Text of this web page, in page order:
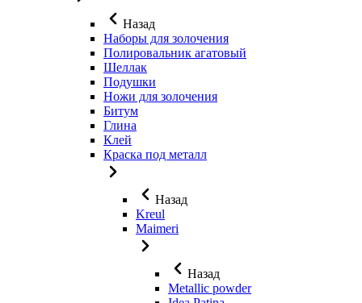
Назад
Наборы для золочения
Полировальник агатовый
Шеллак
Подушки
Ножи для золочения
Битум
Глина
Клей
Краска под металл
Назад
Kreul
Maimeri
Назад
Metallic powder